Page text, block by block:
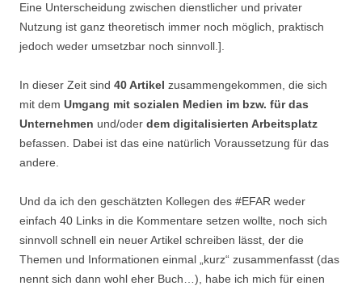
Eine Unterscheidung zwischen dienstlicher und privater
Nutzung ist ganz theoretisch immer noch möglich, praktisch
jedoch weder umsetzbar noch sinnvoll.].
In dieser Zeit sind 40 Artikel zusammengekommen, die sich
mit dem Umgang mit sozialen Medien im bzw. für das
Unternehmen und/oder dem digitalisierten Arbeitsplatz
befassen. Dabei ist das eine natürlich Voraussetzung für das
andere.
Und da ich den geschätzten Kollegen des #EFAR weder
einfach 40 Links in die Kommentare setzen wollte, noch sich
sinnvoll schnell ein neuer Artikel schreiben lässt, der die
Themen und Informationen einmal „kurz“ zusammenfasst (das
nennt sich dann wohl eher Buch…), habe ich mich für einen